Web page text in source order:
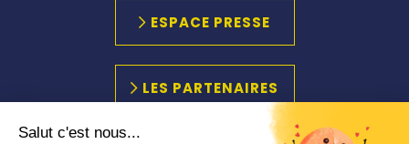
Salut c'est nous...
ESPACE PRESSE
LES PARTENAIRES